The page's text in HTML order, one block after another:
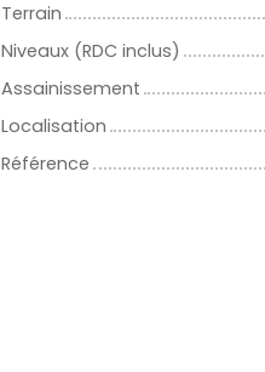
Terrain
Niveaux (RDC inclus)
Assainissement
Localisation
Référence